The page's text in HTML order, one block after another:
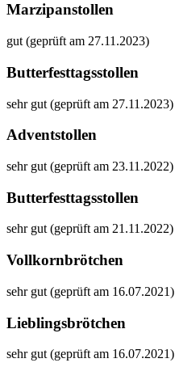
Marzipanstollen
gut (geprüft am 27.11.2023)
Butterfesttagsstollen
sehr gut (geprüft am 27.11.2023)
Adventstollen
sehr gut (geprüft am 23.11.2022)
Butterfesttagsstollen
sehr gut (geprüft am 21.11.2022)
Vollkornbrötchen
sehr gut (geprüft am 16.07.2021)
Lieblingsbrötchen
sehr gut (geprüft am 16.07.2021)